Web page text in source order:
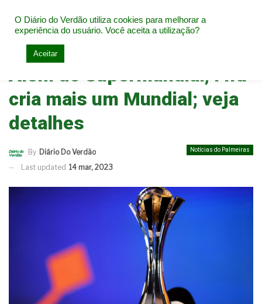
Home Notícias do Palmeiras
Além do Supermundial, Fifa
cria mais um Mundial; veja
detalhes
Notícias do Palmeiras
By Diário Do Verdão
Last updated 14 mar, 2023
O Diário do Verdão utiliza cookies para melhorar a
experiência do usuário. Você aceita a utilização?
Aceitar